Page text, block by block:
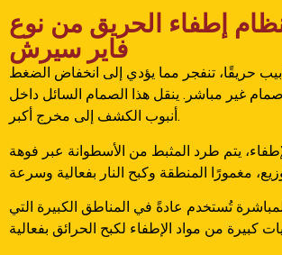
إطفاء الحريق من نوع
فاير سيرش
حريقًا، تنفجر مما يؤدي إلى انخفاض الضغط
صمام غير مباشر. ينقل هذا الصمام السائل داخل
أنبوب الكشف إلى مخرج أكبر.
يتم طرد المثبط من الأسطوانة عبر فوهة
تُستخدم عادةً في المناطق الكبيرة التي